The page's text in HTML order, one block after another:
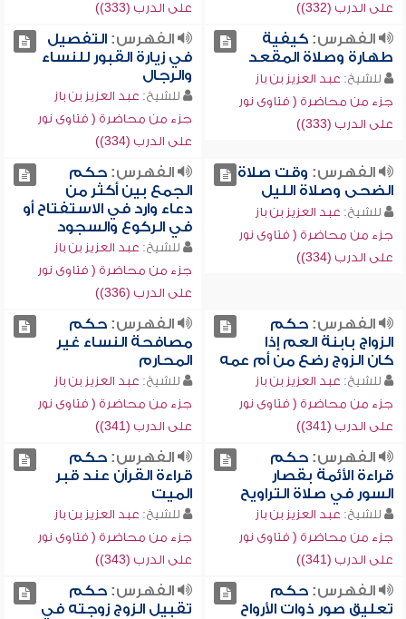
على الدرب (332))
على الدرب (333))
الفهرس:كيفية
طهارة وصلاة المقعد
للشيخ: عبد العزيز بن باز
جزء من محاضرة ( فتاوى نور
على الدرب (333))
الفهرس:التفصيل
في زيارة القبور للنساء
والرجال
للشيخ: عبد العزيز بن باز
جزء من محاضرة ( فتاوى نور
على الدرب (334))
الفهرس: وقت صلاة
الضحى وصلاة الليل
للشيخ: عبد العزيز بن باز
جزء من محاضرة ( فتاوى نور
على الدرب (334))
الفهرس:حكم
الجمع بين أكثر من
دعاء وارد في الاستفتاح أو
في الركوع والسجود
للشيخ: عبد العزيز بن باز
جزء من محاضرة ( فتاوى نور
على الدرب (336))
الفهرس:حكم
الزواج بابنة العم إذا
كان الزوج رضع من أم عمه
للشيخ: عبد العزيز بن باز
جزء من محاضرة ( فتاوى نور
على الدرب (341))
الفهرس:حكم
مصافحة النساء غير
المحارم
للشيخ: عبد العزيز بن باز
جزء من محاضرة ( فتاوى نور
على الدرب (341))
الفهرس:حكم
قراءة الأئمة بقصار
السور في صلاة التراويح
للشيخ: عبد العزيز بن باز
جزء من محاضرة ( فتاوى نور
على الدرب (341))
الفهرس:حكم
قراءة القرآن عند قبر
الميت
للشيخ: عبد العزيز بن باز
جزء من محاضرة ( فتاوى نور
على الدرب (343))
الفهرس:حكم
تعليق صور ذوات الأرواح
الفهرس:حكم
تقبيل الزوج زوجته في